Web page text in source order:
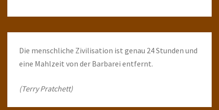
Die menschliche Zivilisation ist genau 24 Stunden und
eine Mahlzeit von der Barbarei entfernt.
(Terry Pratchett)